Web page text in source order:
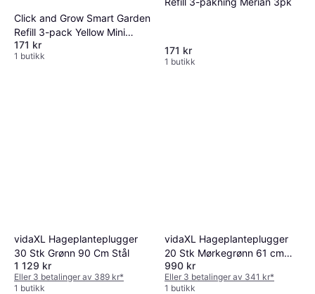
Click and Grow Smart Garden
Refill 3-pack Yellow Mini
Tomato Pods
171 kr
1 butikk 171 kr
1 butikk
vidaXL Hageplanteplugger
30 Stk Grønn 90 Cm Stål
1 129 kr
Eller 3 betalinger av 389 kr*
1 butikk
vidaXL Hageplanteplugger
20 Stk Mørkegrønn 61 cm
Stål
990 kr
Eller 3 betalinger av 341 kr*
1 butikk